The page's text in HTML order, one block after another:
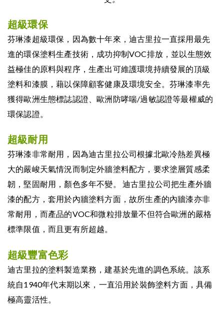
超級環保
芬琳漆超級環保，因為數十年來，迪古里拉一直採用最先
進的環保塗料生產技術，成功抑制VOC排放，並以生態效
益極佳的原料與程序，生產出可維護環境持續發展的頂級
塗料和漆膜，藉以保障顧客健康及環境安全。芬琳漆率先
獲得歐洲生態標誌認證、歐洲防哮喘/過敏認證等最權威的
環保認證。
超級耐用
芬琳漆非常耐用，因為迪古里拉公司根據北歐冷熱差異極
大的嚴峻天氣情況而制定外牆塗料配方，要求塗層質感柔
韌，堅固耐用，顏色多年不變。 迪古里拉公司把生產外牆
漆的配方，套用於內牆塗料方面，故所生產的內牆漆亦非
常耐用，而產品的VOC和微粒排放量不但符合歐洲的嚴格
標準限值，而且更有所超越。
超級豐富色彩
迪古里拉的塗料製造業務，建基於先進的調色系統。該系
統自1940年代末期以來，一直沿用於裝飾塗料方面，具備
極高靈活性。